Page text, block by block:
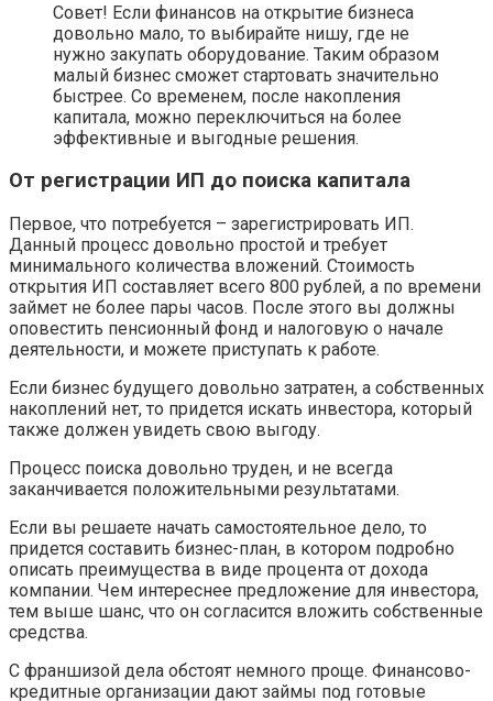
Совет! Если финансов на открытие бизнеса
довольно мало, то выбирайте нишу, где не
нужно закупать оборудование. Таким образом
малый бизнес сможет стартовать значительно
быстрее. Со временем, после накопления
капитала, можно переключиться на более
эффективные и выгодные решения.
От регистрации ИП до поиска капитала
Первое, что потребуется – зарегистрировать ИП.
Данный процесс довольно простой и требует
минимального количества вложений. Стоимость
открытия ИП составляет всего 800 рублей, а по времени
займет не более пары часов. После этого вы должны
оповестить пенсионный фонд и налоговую о начале
деятельности, и можете приступать к работе.
Если бизнес будущего довольно затратен, а собственных
накоплений нет, то придется искать инвестора, который
также должен увидеть свою выгоду.
Процесс поиска довольно труден, и не всегда
заканчивается положительными результатами.
Если вы решаете начать самостоятельное дело, то
придется составить бизнес-план, в котором подробно
описать преимущества в виде процента от дохода
компании. Чем интереснее предложение для инвестора,
тем выше шанс, что он согласится вложить собственные
средства.
С франшизой дела обстоят немного проще. Финансово-
кредитные организации дают займы под готовые